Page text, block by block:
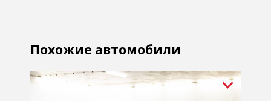
Похожие автомобили